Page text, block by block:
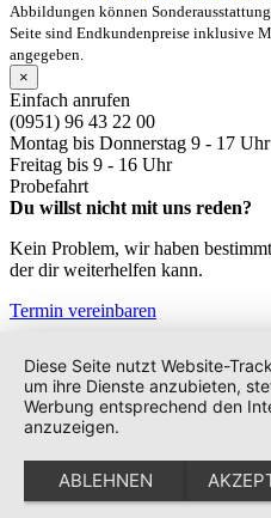
Abbildungen können
Seite sind Endkundenpreise inklusive
angegeben.
×
Einfach anrufen
(0951) 96 43 22 00
Montag bis Donnerstag 9 - 17 Uhr
Freitag bis 9 - 16 Uhr
Probefahrt
Du willst nicht mit uns reden?
Kein Problem, wir haben
der dir weiterhelfen kann.
Termin vereinbaren
Diese Seite nutzt Website-
um ihre Dienste anzubieten,
Werbung entsprechend den
anzuzeigen.
ABLEHNEN